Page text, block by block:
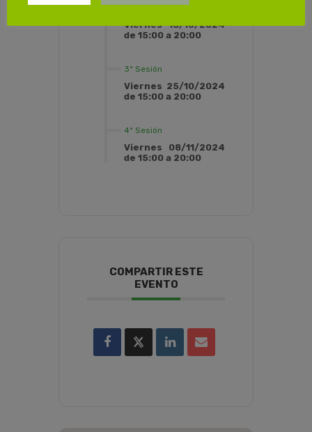
2ª Sesión
Viernes 18/10/2024
de 15:00 a 20:00
3ª Sesión
Viernes 25/10/2024
de 15:00 a 20:00
4ª Sesión
Viernes 08/11/2024
de 15:00 a 20:00
COMPARTIR ESTE
EVENTO